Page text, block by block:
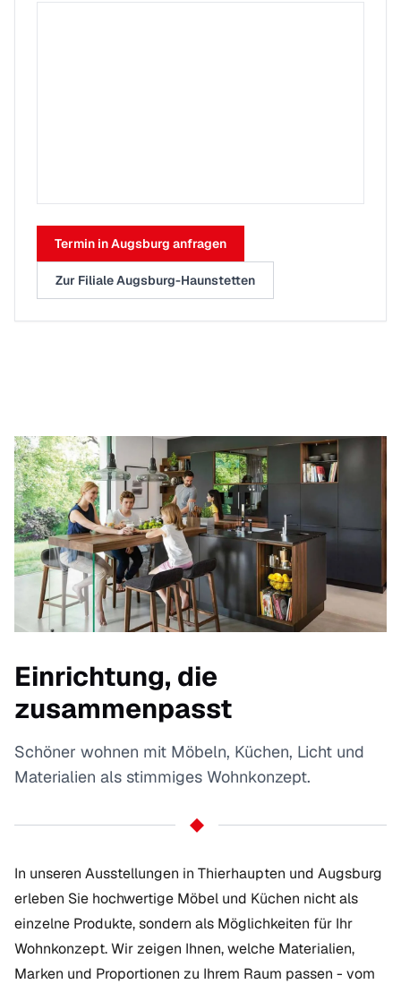
Termin in Augsburg anfragen
Zur Filiale Augsburg-Haunstetten
Einrichtung, die
zusammenpasst
Schöner wohnen mit Möbeln, Küchen, Licht und
Materialien als stimmiges Wohnkonzept.
In unseren Ausstellungen in Thierhaupten und Augsburg
erleben Sie hochwertige Möbel und Küchen nicht als
einzelne Produkte, sondern als Möglichkeiten für Ihr
Wohnkonzept. Wir zeigen Ihnen, welche Materialien,
Marken und Proportionen zu Ihrem Raum passen - vom